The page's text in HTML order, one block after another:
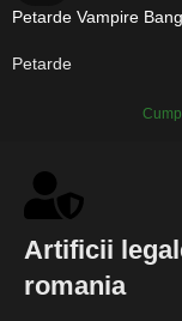
Petarde Vampire Bang
Petarde
Artificii
romania